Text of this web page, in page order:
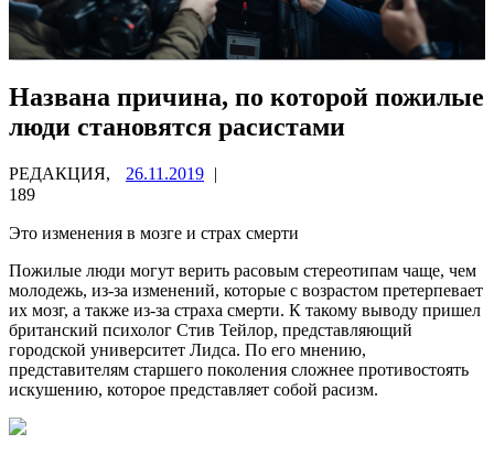
Названа причина, по которой пожилые
люди становятся расистами
РЕДАКЦИЯ, 26.11.2019 |
189
Это изменения в мозге и страх смерти
Пожилые люди могут верить расовым стереотипам чаще, чем
молодежь, из-за изменений, которые с возрастом претерпевает
их мозг, а также из-за страха смерти. К такому выводу пришел
британский психолог Стив Тейлор, представляющий
городской университет Лидса. По его мнению,
представителям старшего поколения сложнее противостоять
искушению, которое представляет собой расизм.